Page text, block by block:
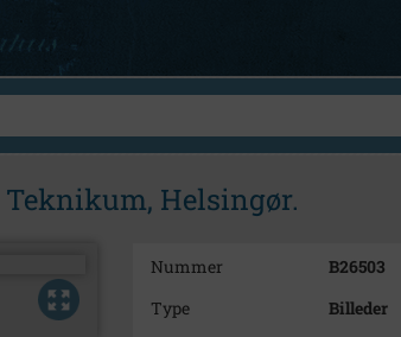
Helsingør.
Nummer
B26503
Type
Billeder